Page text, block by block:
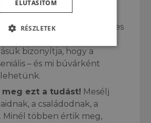
nem csak lenyűgözőek,
a tengerek
A sokféleségük, különleges
evolúciós
bizonyítja, hogy a
– és mi búvárként
meg ezt a tudást! Mesélj
a családodnak, a
Minél többen értik meg,
ELUTASÍTOM
RÉSZLETEK